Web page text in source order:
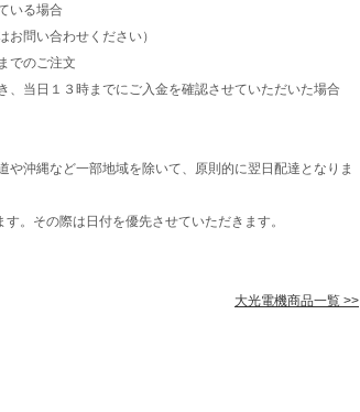
いる場合
問い合わせください）
でのご注文
当日１３時までにご入金を確認させていただいた場合
沖縄など一部地域を除いて、原則的に翌日配達となりま
。その際は日付を優先させていただきます。
大光電機商品一覧 >>